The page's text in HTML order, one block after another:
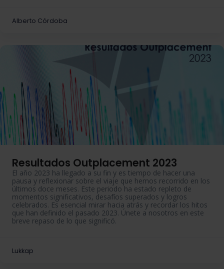
Alberto Córdoba
Resultados Outplacement 2023
El año 2023 ha llegado a su fin y es tiempo de hacer una
pausa y reflexionar sobre el viaje que hemos recorrido en los
últimos doce meses. Este periodo ha estado repleto de
momentos significativos, desafíos superados y logros
celebrados. Es esencial mirar hacia atrás y recordar los hitos
que han definido el pasado 2023. Únete a nosotros en este
breve repaso de lo que significó.
Lukkap